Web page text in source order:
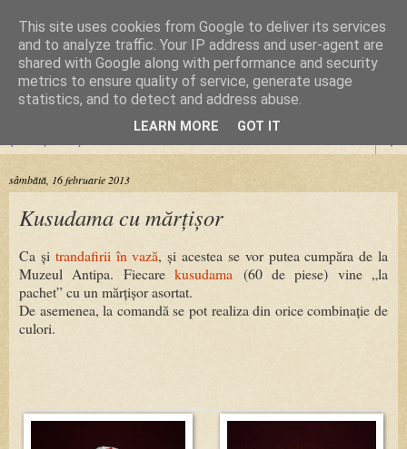
Cursuri Origami
Dragoste de la prima pliere
▼
sâmbătă, 16 februarie 2013
Kusudama cu mărțișor
Ca și trandafirii în vază, și acestea se vor putea cumpăra de la
Muzeul Antipa. Fiecarekusudama (60 de piese) vine „la
pachet” cu un mărțișor asortat.
De asemenea, la comandă se pot realiza din orice combinație de
culori.
This site uses cookies from Google to deliver its services
and to analyze traffic. Your IP address and user-agent are
shared with Google along with performance and security
metrics to ensure quality of service, generate usage
statistics, and to detect and address abuse.
LEARN MORE GOT IT